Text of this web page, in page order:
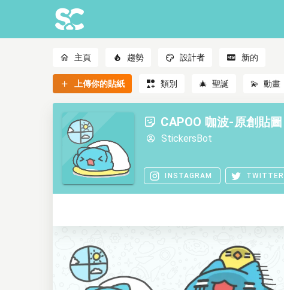
主頁 趨勢 設計者 新的
上傳你的貼紙 類別 🎄 聖誕 💫 動畫
CAPOO 咖波-原創貼圖
StickersBot
INSTAGRAM TWITTER